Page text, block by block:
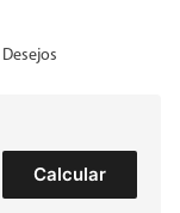
Calcular